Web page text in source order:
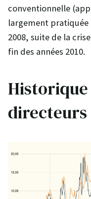
conventionnelle
largement pratiquée
2008, suite de la
fin des années 2010.
directeurs